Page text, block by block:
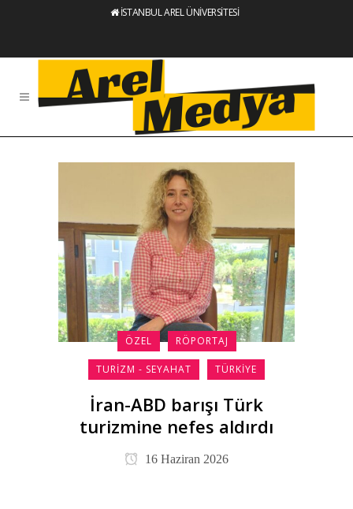
İSTANBUL AREL ÜNİVERSİTESİ
ÖZEL RÖPORTAJ
TURIZM - SEYAHAT TÜRKIYE
İran-ABD barışı Türk
turizmine nefes aldırdı
16 Haziran 2026